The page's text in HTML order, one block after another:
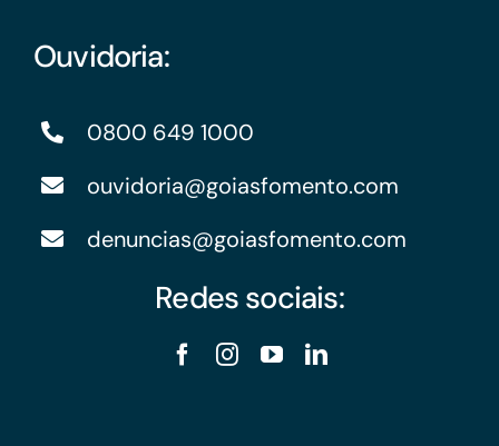
Ouvidoria:
0800 649 1000
ouvidoria@goiasfomento.com
denuncias@goiasfomento.com
Redes sociais: